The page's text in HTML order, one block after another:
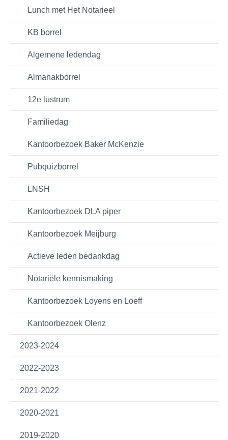
Lunch met Het Notarieel
KB borrel
Algemene ledendag
Almanakborrel
12e lustrum
Familiedag
Kantoorbezoek Baker McKenzie
Pubquizborrel
LNSH
Kantoorbezoek DLA piper
Kantoorbezoek Meijburg
Actieve leden bedankdag
Notariële kennismaking
Kantoorbezoek Loyens en Loeff
Kantoorbezoek Olenz
2023-2024
2022-2023
2021-2022
2020-2021
2019-2020